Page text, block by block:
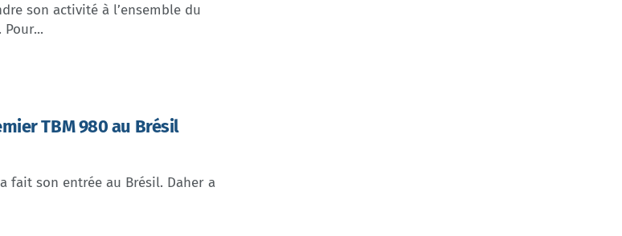
son activité à l’ensemble du
TBM 980 au Brésil
fait son entrée au Brésil. Daher a